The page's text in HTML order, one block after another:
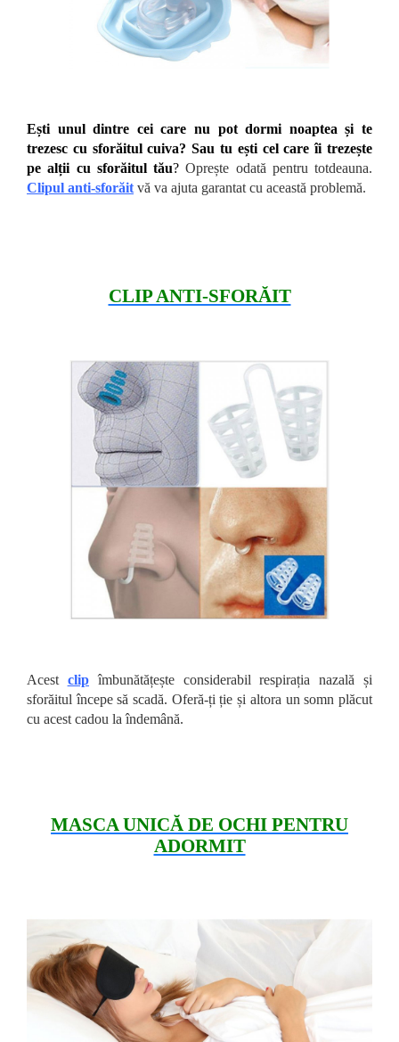
Ești unul dintre cei care nu pot dormi noaptea și te
trezesc cu sforăitul cuiva? Sau tu ești cel care îi trezește
pe alții cu sforăitul tău? Oprește odată pentru totdeauna.
Clipul anti-sforăit vă va ajuta garantat cu această problemă.
CLIP ANTI-SFORĂIT
Acest clipîmbunătățește considerabil respirația nazală și
sforăitul începe să scadă. Oferă-ți ție și altora un somn plăcut
cu acest cadou la îndemână.
MASCA UNICĂ DE OCHI PENTRU
ADORMIT